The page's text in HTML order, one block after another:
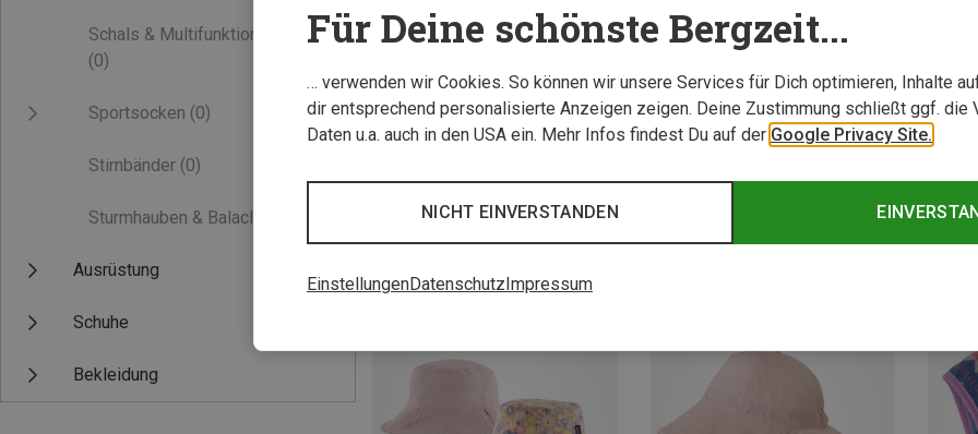
Schals & Multifunktionstücher
(0)
Sportsocken (0)
Stirnbänder (0)
Sturmhauben & Balaclavas
Ausrüstung
Schuhe
Bekleidung
Du
Für Deine schönste Bergzeit...
… verwenden wir Cookies. So können wir unsere Services für Dich optimieren, Inhalte
dir entsprechend personalisierte Anzeigen zeigen. Deine Zustimmung schließt ggf. die
Daten u.a. auch in den USA ein. Mehr Infos findest Du auf der Google Privacy Site.
NICHT EINVERSTANDEN
EinstellungenDatenschutzImpressum